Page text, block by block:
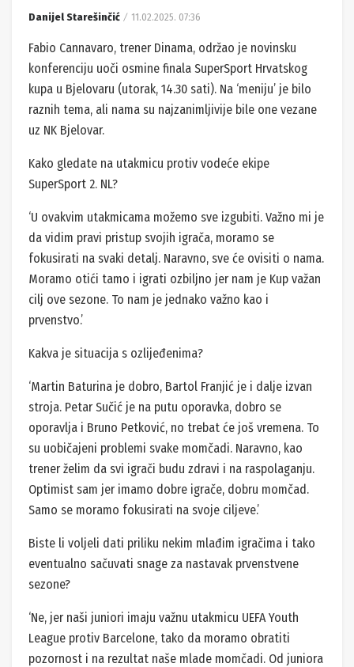
Danijel Starešinčić 11.02.2025. 07:36
Fabio Cannavaro, trener Dinama, održao je novinsku
konferenciju uoči osmine finala SuperSport Hrvatskog
kupa u Bjelovaru (utorak, 14.30 sati). Na ‘meniju’ je bilo
raznih tema, ali nama su najzanimljivije bile one vezane
uz NK Bjelovar.
Kako gledate na utakmicu protiv vodeće ekipe
SuperSport 2. NL?
‘U ovakvim utakmicama možemo sve izgubiti. Važno mi je
da vidim pravi pristup svojih igrača, moramo se
fokusirati na svaki detalj. Naravno, sve će ovisiti o nama.
Moramo otići tamo i igrati ozbiljno jer nam je Kup važan
cilj ove sezone. To nam je jednako važno kao i
prvenstvo.’
Kakva je situacija s ozlijeđenima?
‘Martin Baturina je dobro, Bartol Franjić je i dalje izvan
stroja. Petar Sučić je na putu oporavka, dobro se
oporavlja i Bruno Petković, no trebat će još vremena. To
su uobičajeni problemi svake momčadi. Naravno, kao
trener želim da svi igrači budu zdravi i na raspolaganju.
Optimist sam jer imamo dobre igrače, dobru momčad.
Samo se moramo fokusirati na svoje ciljeve.’
Biste li voljeli dati priliku nekim mlađim igračima i tako
eventualno sačuvati snage za nastavak prvenstvene
sezone?
‘Ne, jer naši juniori imaju važnu utakmicu UEFA Youth
League protiv Barcelone, tako da moramo obratiti
pozornost i na rezultat naše mlade momčadi. Od juniora